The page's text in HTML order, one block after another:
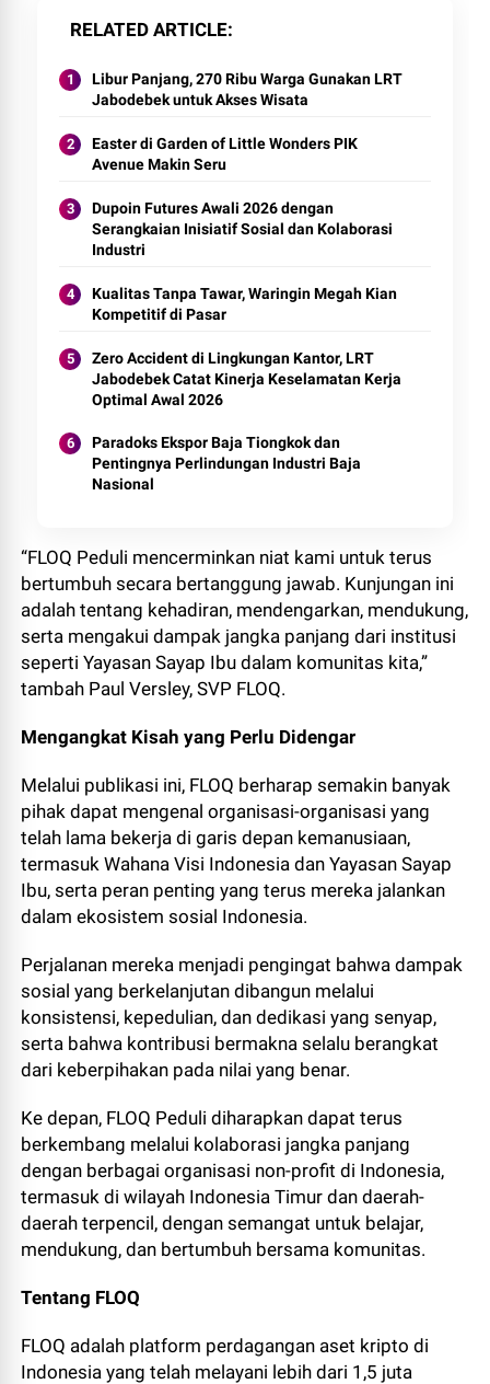
RELATED ARTICLE
Libur Panjang, 270 Ribu Warga Gunakan LRT
Jabodebek untuk Akses Wisata
Easter di Garden of Little Wonders PIK
Avenue Makin Seru
Dupoin Futures Awali 2026 dengan
Serangkaian Inisiatif Sosial dan Kolaborasi
Industri
Kualitas Tanpa Tawar, Waringin Megah Kian
Kompetitif di Pasar
Zero Accident di Lingkungan Kantor, LRT
Jabodebek Catat Kinerja Keselamatan Kerja
Optimal Awal 2026
Paradoks Ekspor Baja Tiongkok dan
Pentingnya Perlindungan Industri Baja
Nasional
“FLOQ Peduli mencerminkan niat kami untuk terus
bertumbuh secara bertanggung jawab. Kunjungan ini
adalah tentang kehadiran, mendengarkan, mendukung,
serta mengakui dampak jangka panjang dari institusi
seperti Yayasan Sayap Ibu dalam komunitas kita,”
tambah Paul Versley, SVP FLOQ.
Mengangkat Kisah yang Perlu Didengar
Melalui publikasi ini, FLOQ berharap semakin banyak
pihak dapat mengenal organisasi-organisasi yang
telah lama bekerja di garis depan kemanusiaan,
termasuk Wahana Visi Indonesia dan Yayasan Sayap
Ibu, serta peran penting yang terus mereka jalankan
dalam ekosistem sosial Indonesia.
Perjalanan mereka menjadi pengingat bahwa dampak
sosial yang berkelanjutan dibangun melalui
konsistensi, kepedulian, dan dedikasi yang senyap,
serta bahwa kontribusi bermakna selalu berangkat
dari keberpihakan pada nilai yang benar.
Ke depan, FLOQ Peduli diharapkan dapat terus
berkembang melalui kolaborasi jangka panjang
dengan berbagai organisasi non-profit di Indonesia,
termasuk di wilayah Indonesia Timur dan daerah-
daerah terpencil, dengan semangat untuk belajar,
mendukung, dan bertumbuh bersama komunitas.
Tentang FLOQ
FLOQ adalah platform perdagangan aset kripto di
Indonesia yang telah melayani lebih dari 1,5 juta